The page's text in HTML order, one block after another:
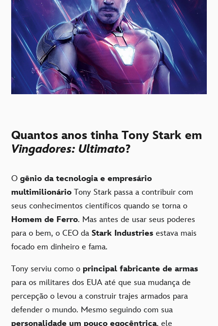
Quantos anos tinha Tony Stark em
Vingadores: Ultimato?
O gênio da tecnologia e empresário
multimilionário Tony Stark passa a contribuir com
seus conhecimentos científicos quando se torna o
Homem de Ferro. Mas antes de usar seus poderes
para o bem, o CEO da Stark Industries estava mais
focado em dinheiro e fama.
Tony serviu como o principal fabricante de armas
para os militares dos EUA até que sua mudança de
percepção o levou a construir trajes armados para
defender o mundo. Mesmo seguindo com sua
personalidade um pouco egocêntrica, ele